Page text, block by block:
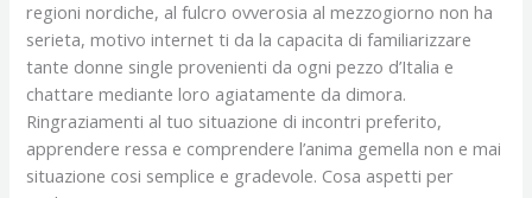
regioni nordiche, al fulcro ovverosia al mezzogiorno non ha
serieta, motivo internet ti da la capacita di familiarizzare
tante donne single provenienti da ogni pezzo d’Italia e
chattare mediante loro agiatamente da dimora.
Ringraziamenti al tuo situazione di incontri preferito,
apprendere ressa e comprendere l’anima gemella non e mai
situazione cosi semplice e gradevole. Cosa aspetti per